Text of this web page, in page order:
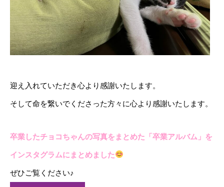
迎え入れていただき心より感謝いたします。
そして命を繋いでくださった方々に心より感謝いたします。
卒業したチョコちゃんの写真をまとめた「卒業アルバム」を
インスタグラムにまとめました
ぜひご覧ください♪